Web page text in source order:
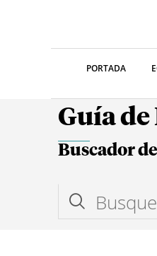
PORTADA
Guía
Buscador